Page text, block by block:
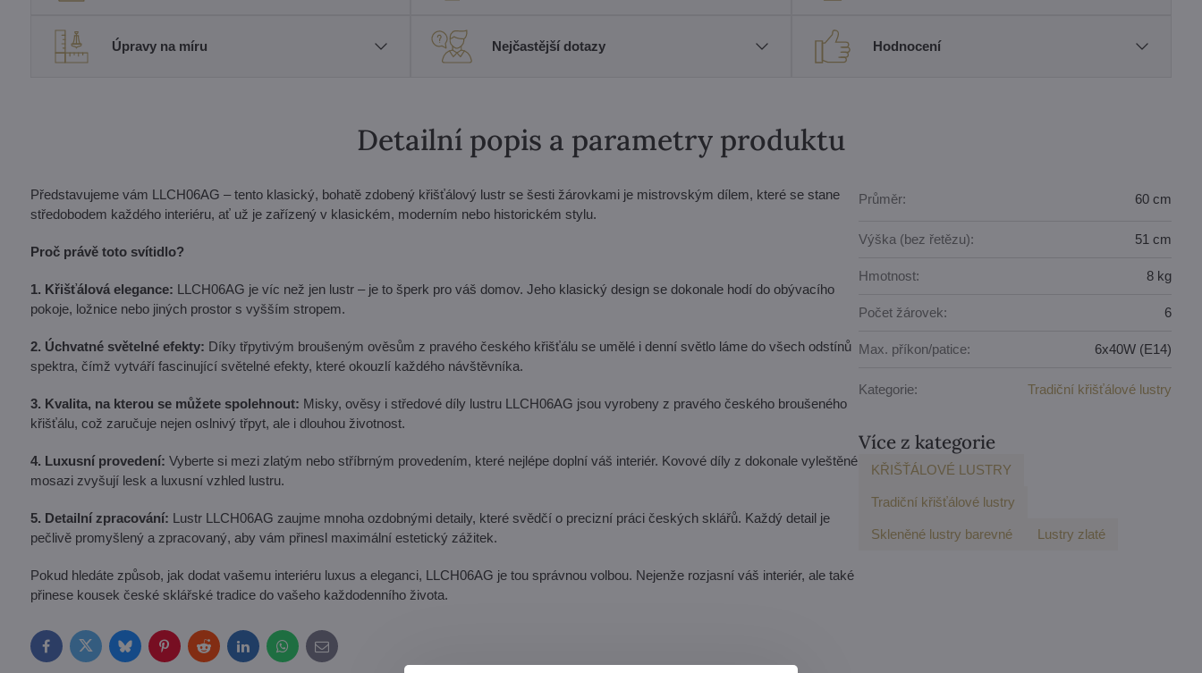
Úpravy na míru Nejčastější dotazy Hodnocení
Detailní popis a parametry produktu
Představujeme vám LLCH06AG – tento klasický, bohatě zdobený křišťálový lustr se šesti žárovkami je mistrovským dílem, které se stane
středobodem každého interiéru, ať už je zařízený v klasickém, moderním nebo historickém stylu.
Proč právě toto svítidlo?
1. Křišťálová elegance: LLCH06AG je víc než jen lustr – je to šperk pro váš domov. Jeho klasický design se dokonale hodí do obývacího
pokoje, ložnice nebo jiných prostor s vyšším stropem.
2. Úchvatné světelné efekty: Díky třpytivým broušeným ověsům z pravého českého křišťálu se umělé i denní světlo láme do všech odstínů
spektra, čímž vytváří fascinující světelné efekty, které okouzlí každého návštěvníka.
3. Kvalita, na kterou se můžete spolehnout: Misky, ověsy i středové díly lustru LLCH06AG jsou vyrobeny z pravého českého broušeného
křišťálu, což zaručuje nejen oslnivý třpyt, ale i dlouhou životnost.
4. Luxusní provedení: Vyberte si mezi zlatým nebo stříbrným provedením, které nejlépe doplní váš interiér. Kovové díly z dokonale vyleštěné
mosazi zvyšují lesk a luxusní vzhled lustru.
5. Detailní zpracování: Lustr LLCH06AG zaujme mnoha ozdobnými detaily, které svědčí o precizní práci českých sklářů. Každý detail je
pečlivě promyšlený a zpracovaný, aby vám přinesl maximální estetický zážitek.
Pokud hledáte způsob, jak dodat vašemu interiéru luxus a eleganci, LLCH06AG je tou správnou volbou. Nejenže rozjasní váš interiér, ale také
přinese kousek české sklářské tradice do vašeho každodenního života.
FacebookTwitterBlueskyPinterestRedditLinkedInWhatsApp
E-
mail
Průměr: 60 cm
Výška (bez řetězu): 51 cm
Hmotnost: 8 kg
Počet žárovek: 6
Max. příkon/patice: 6x40W (E14)
Kategorie: Tradiční křišťálové lustry
Více z kategorie
KŘIŠŤÁLOVÉ LUSTRY
Tradiční křišťálové lustry
Skleněné lustry barevné Lustry zlaté